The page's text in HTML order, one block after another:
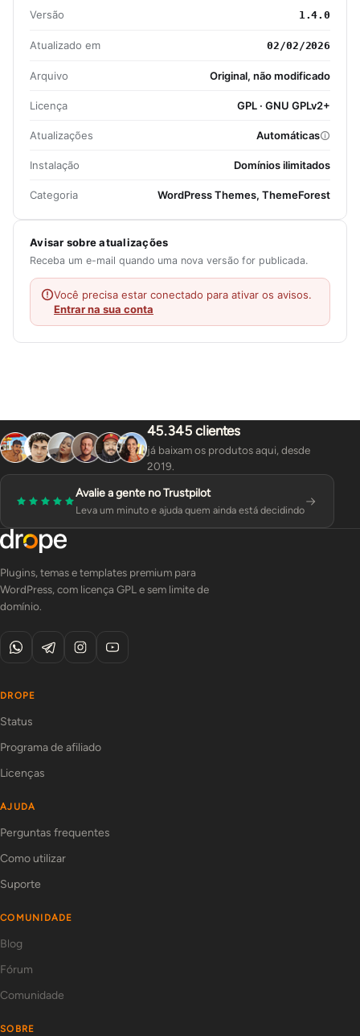
Versão 1.4.0
Atualizado em 02/02/2026
Arquivo Original, não modificado
Licença GPL · GNU GPLv2+
Atualizações Automáticas
Instalação Domínios ilimitados
Categoria WordPress Themes, ThemeForest
Avisar sobre atualizações
Receba um e-mail quando uma nova versão for publicada.
Você precisa estar conectado para ativar os avisos.
Entrar na sua conta
45.345 clientes
já baixam os produtos aqui, desde
2019.
Avalie a gente no Trustpilot
Leva um minuto e ajuda quem ainda está decidindo
Plugins, temas e templates premium para
WordPress, com licença GPL e sem limite de
domínio.
DROPE
Status
Programa de afiliado
Licenças
AJUDA
Perguntas frequentes
Como utilizar
Suporte
COMUNIDADE
Blog
Fórum
Comunidade
SOBRE